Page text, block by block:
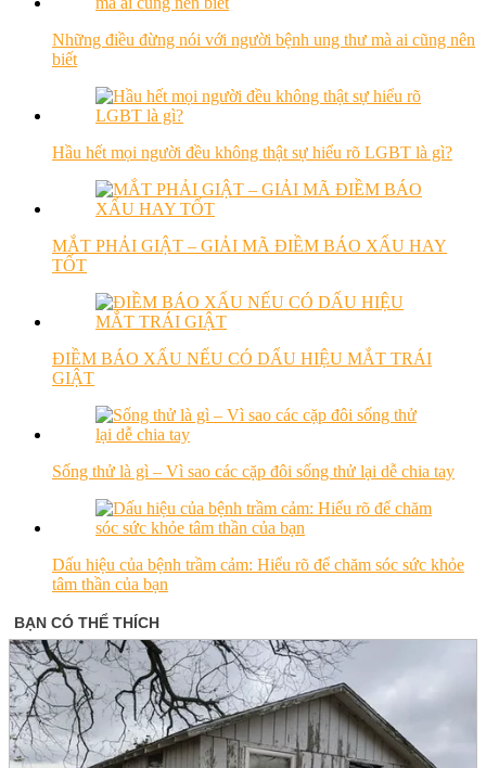
Những điều đừng nói với người bệnh ung thư mà ai cũng nên
biết
Hầu hết mọi người đều không thật sự hiểu rõ LGBT là gì?
MẮT PHẢI GIẬT – GIẢI MÃ ĐIỀM BÁO XẤU HAY
TỐT
ĐIỀM BÁO XẤU NẾU CÓ DẤU HIỆU MẮT TRÁI
GIẬT
Sống thử là gì – Vì sao các cặp đôi sống thử lại dễ chia tay
Dấu hiệu của bệnh trầm cảm: Hiểu rõ để chăm sóc sức khỏe
tâm thần của bạn